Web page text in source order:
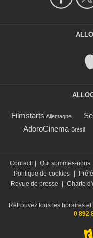
Filmstarts Allemagne
AdoroCinema Brésil
Contact Qui sommes-nous
Politique de cookies
Revue de presse
Charte
Retrouvez tous les horaires
0 892